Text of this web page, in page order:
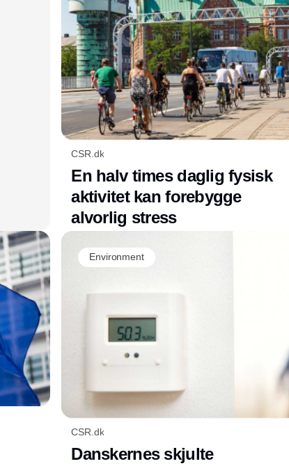
CSR.dk
En halv times daglig fysisk
aktivitet kan forebygge
alvorlig stress
Environment
CSR.dk
Danskernes skjulte